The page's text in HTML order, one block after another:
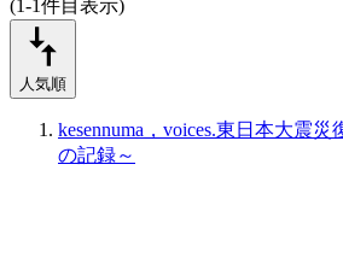
(1-1件目表示)
人気順
kesennuma，voices.東日本大震
の記録～